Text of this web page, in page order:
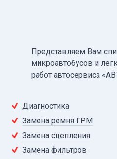
Представляем Вам
микроавтобусов и
работ автосервиса
Диагностика
Замена ремня ГРМ
Замена сцепления
Замена фильтров